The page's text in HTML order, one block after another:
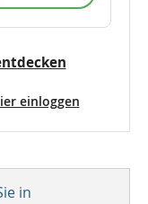
einloggen
in